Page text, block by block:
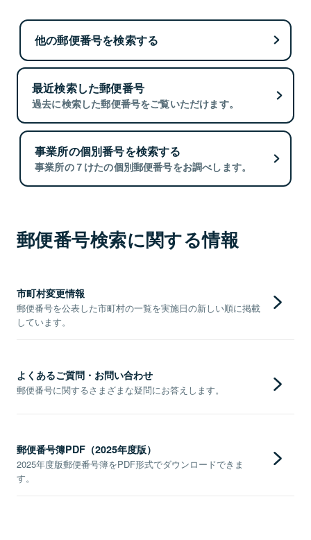
他の郵便番号を検索する
最近検索した郵便番号
過去に検索した郵便番号をご覧いただけます。
事業所の個別番号を検索する
事業所の７けたの個別郵便番号をお調べします。
郵便番号検索に関する情報
市町村変更情報
郵便番号を公表した市町村の一覧を実施日の新しい順に掲載
しています。
よくあるご質問・お問い合わせ
郵便番号に関するさまざまな疑問にお答えします。
郵便番号簿PDF（2025年度版）
2025年度版郵便番号簿をPDF形式でダウンロードできま
す。